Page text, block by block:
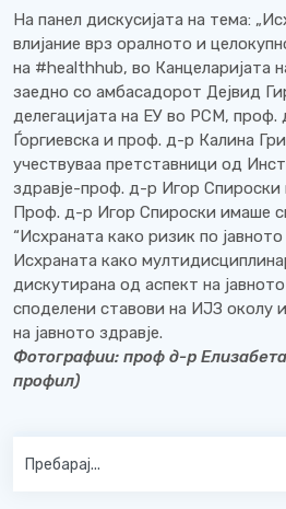
На панел дискусијата на тема:
влијание врз оралното и
на #healthhub, во Канцеларијата
заедно со амбасадорот Дејвид
делегацијата на ЕУ во РСМ, проф.
Ѓоргиевска и проф. д-р Калина
учествуваа претставници од
здравје-проф. д-р Игор Спироски
Проф. д-р Игор Спироски имаше
“Исхраната како ризик по јавното
Исхраната како
дискутирана од аспект на
споделени ставови на ИЈЗ околу
на јавното здравје.
Фотографии: проф д-р
профил)